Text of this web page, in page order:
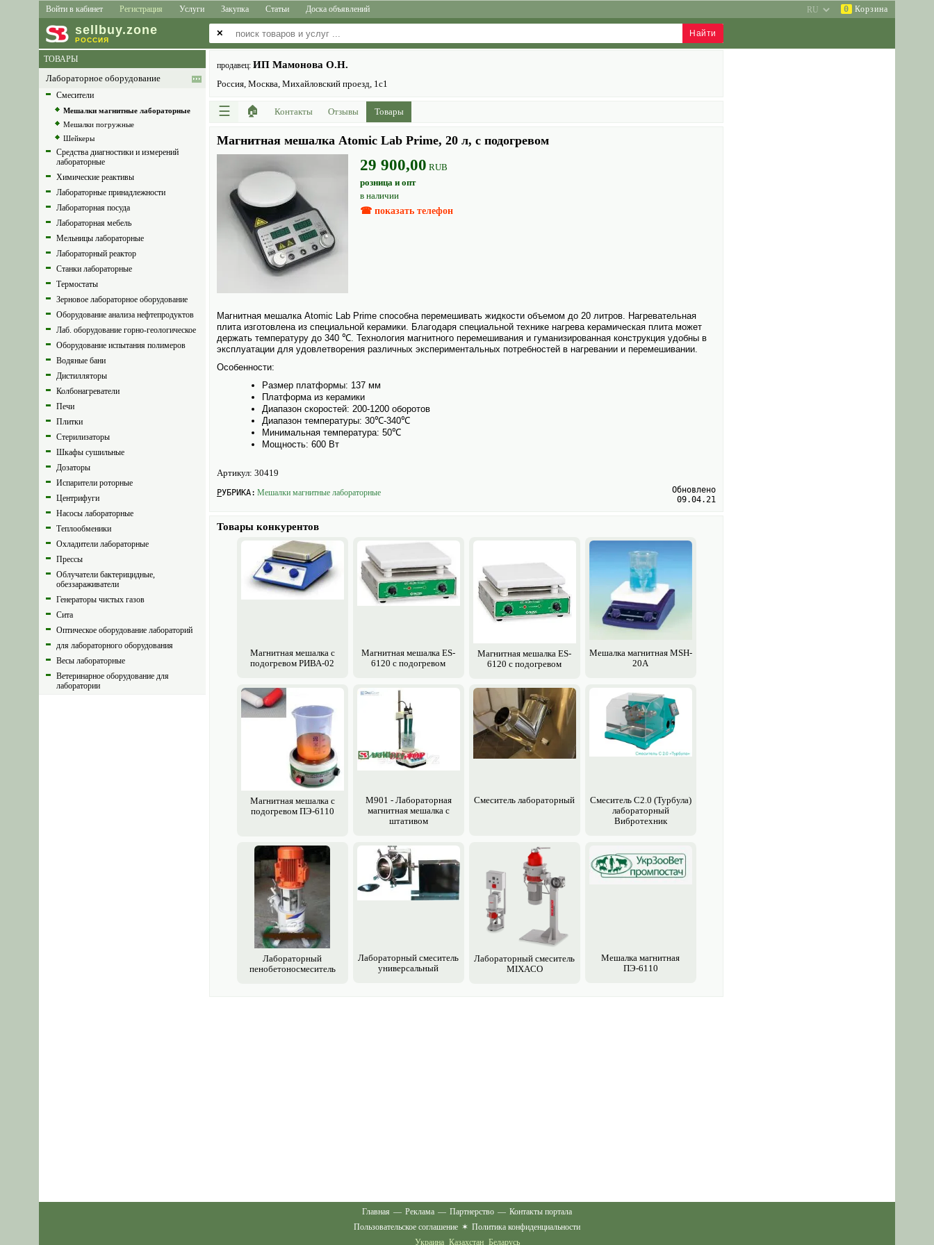
Войти в кабинет Регистрация Услуги Закупка Статьи Доска объявлений 0 Корзина
sell buy.zone
РОССИЯ
✕
ТОВАРЫ
Лабораторное оборудование
Смесители
Мешалки магнитные лабораторные
Мешалки погружные
Шейкеры
Средства диагностики и измерений
лабораторные
Химические реактивы
Лабораторные принадлежности
Лабораторная посуда
Лабораторная мебель
Мельницы лабораторные
Лабораторный реактор
Станки лабораторные
Термостаты
Зерновое лабораторное оборудование
Оборудование анализа нефтепродуктов
Лаб. оборудование горно-геологическое
Оборудование испытания полимеров
Водяные бани
Дистилляторы
Колбонагреватели
Печи
Плитки
Стерилизаторы
Шкафы сушильные
Дозаторы
Испарители роторные
Центрифуги
Насосы лабораторные
Теплообменики
Охладители лабораторные
Прессы
Облучатели бактерицидные,
обеззараживатели
Генераторы чистых газов
Сита
Оптическое оборудование лабораторий
для лабораторного оборудования
Весы лабораторные
Ветеринарное оборудование для
лаборатории
продавец: ИП Мамонова О.Н.
Россия, Москва, Михайловский проезд, 1с1
☰ 🏠 Контакты Отзывы Товары
Магнитная мешалка Atomic Lab Prime, 20 л, с подогревом
29 900,00 RUB
розница и опт
в наличии
☎ показать телефон
Магнитная мешалка Atomic Lab Prime способна перемешивать жидкости объемом до 20 литров. Нагревательная
плита изготовлена из специальной керамики. Благодаря специальной технике нагрева керамическая плита может
держать температуру до 340 ℃. Технология магнитного перемешивания и гуманизированная конструкция удобны в
эксплуатации для удовлетворения различных экспериментальных потребностей в нагревании и перемешивании.
Особенности:
Размер платформы: 137 мм
Платформа из керамики
Диапазон скоростей: 200-1200 оборотов
Диапазон температуры: 30℃-340℃
Минимальная температура: 50℃
Мощность: 600 Вт
Артикул: 30419
РУБРИКА: Мешалки магнитные лабораторные
Обновлено
09.04.21
Товары конкурентов
Магнитная мешалка с
подогревом РИВА-02
Магнитная мешалка ES-
6120 с подогревом
Магнитная мешалка ES-
6120 с подогревом
Мешалка магнитная MSH-
20A
Магнитная мешалка с
подогревом ПЭ-6110
M901 - Лабораторная
магнитная мешалка с
штативом
Смеситель лабораторный
Смеситель С2.0 (Турбула)
лабораторный
Вибротехник
Лабораторный
пенобетоносмеситель
Лабораторный смеситель
универсальный
Лабораторный смеситель
MIXACO
Мешалка магнитная
ПЭ-6110
Главная — Реклама — Партнерство — Контакты портала
Пользовательское соглашение ✶ Политика конфиденциальности
Украина Казахстан Беларусь